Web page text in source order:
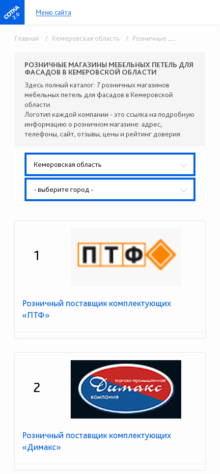
2.0 Меню сайта
Главная / Кемеровская область / Розничные поставщики комплектующих
РОЗНИЧНЫЕ МАГАЗИНЫ МЕБЕЛЬНЫХ ПЕТЕЛЬ ДЛЯ
ФАСАДОВ В КЕМЕРОВСКОЙ ОБЛАСТИ
Здесь полный каталог: 7 розничных магазинов
мебельных петель для фасадов в Кемеровской
области.
Логотип каждой компании - это ссылка на подробную
информацию о розничном магазине: адрес,
телефоны, сайт, отзывы, цены и рейтинг доверия
Кемеровская область
- выберите город -
1
Розничный поставщик комплектующих
«ПТФ»
2
Розничный поставщик комплектующих
«Димакс»